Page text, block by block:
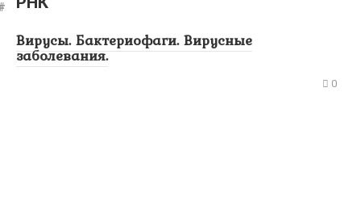
Вирусы. Бактериофаги. Вирусные
заболевания.
0